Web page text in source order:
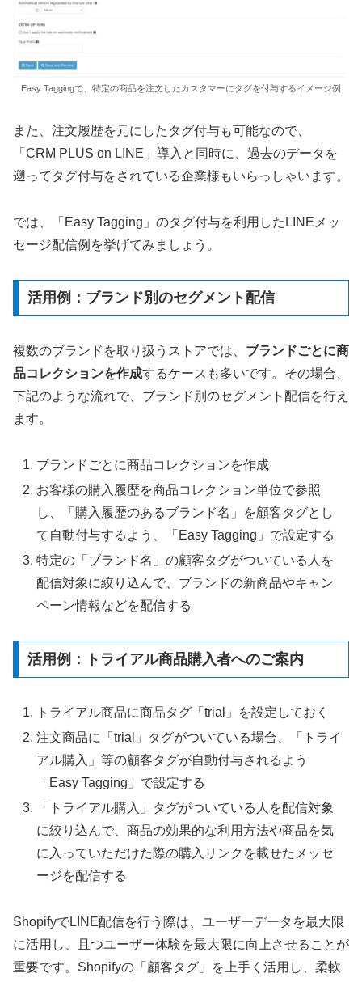
Easy Taggingで、特定の商品を注文したカスタマーにタグを付与するイメージ例
また、注文履歴を元にしたタグ付与も可能なので、
「CRM PLUS on LINE」導入と同時に、過去のデータを
遡ってタグ付与をされている企業様もいらっしゃいます。
では、「Easy Tagging」のタグ付与を利用したLINEメッ
セージ配信例を挙げてみましょう。
活用例：ブランド別のセグメント配信
複数のブランドを取り扱うストアでは、 ブランドごとに商
品コレクションを作成するケースも多いです。その場合、
下記のような流れで、ブランド別のセグメント配信を行え
ます。
ブランドごとに商品コレクションを作成
お客様の購入履歴を商品コレクション単位で参照
し、「購入履歴のあるブランド名」を顧客タグとし
て自動付与するよう、「Easy Tagging」で設定する
特定の「ブランド名」の顧客タグがついている人を
配信対象に絞り込んで、ブランドの新商品やキャン
ペーン情報などを配信する
活用例：トライアル商品購入者へのご案内
トライアル商品に商品タグ「trial」を設定しておく
注文商品に「trial」タグがついている場合、「トライ
アル購入」等の顧客タグが自動付与されるよう
「Easy Tagging」で設定する
「トライアル購入」タグがついている人を配信対象
に絞り込んで、商品の効果的な利用方法や商品を気
に入っていただけた際の購入リンクを載せたメッセ
ージを配信する
ShopifyでLINE配信を行う際は、ユーザーデータを最大限
に活用し、且つユーザー体験を最大限に向上させることが
重要です。Shopifyの「顧客タグ」を上手く活用し、柔軟